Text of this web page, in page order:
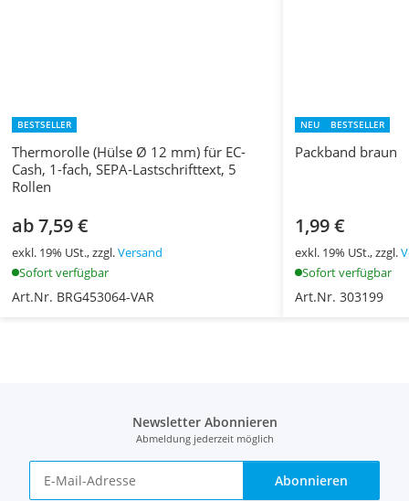
BESTSELLER
Thermorolle (Hülse Ø 12 mm) für EC-
Cash, 1-fach, SEPA-Lastschrifttext, 5
Rollen
ab 7,59 €
exkl. 19% USt., zzgl.Versand
Sofort verfügbar
Art.Nr. BRG453064-VAR
NEU BESTSELLER
Packband braun
1,99 €
exkl. 19% USt., zzgl.
Sofort verfügbar
Art.Nr. 303199
Newsletter Abonnieren
Abmeldung jederzeit möglich
Abonnieren